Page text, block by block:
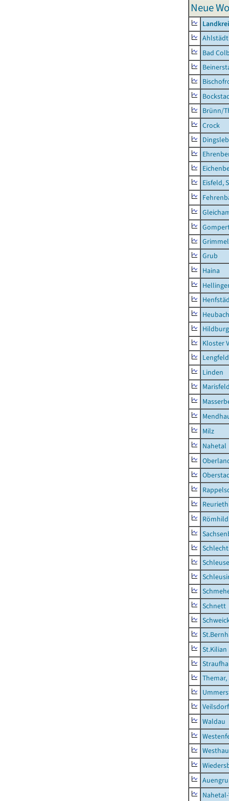
Neue
Ahlstädt
Bad
Brünn/
Crock
Eisfeld,
Grub
Haina
Heubach
Kloster
Lengfeld
Linden
Milz
Nahetal
Reurieth
Schnett
St.Kilian
Veilsdorf
Waldau